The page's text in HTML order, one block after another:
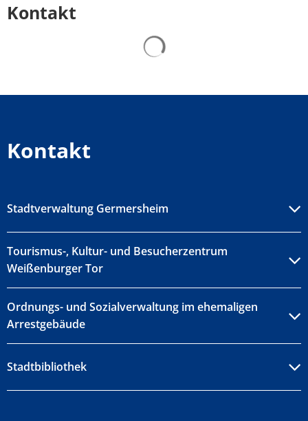
Kontakt
Kontakt
Stadtverwaltung Germersheim
Tourismus-, Kultur- und Besucherzentrum
Weißenburger Tor
Ordnungs- und Sozialverwaltung im ehemaligen
Arrestgebäude
Stadtbibliothek